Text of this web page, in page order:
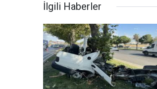
İlgili Haberler